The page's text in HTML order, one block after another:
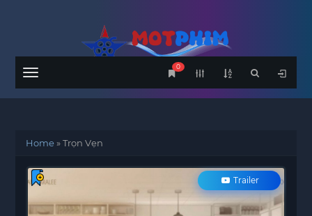
Menu
0
Home»Trọn Vẹn
Trailer